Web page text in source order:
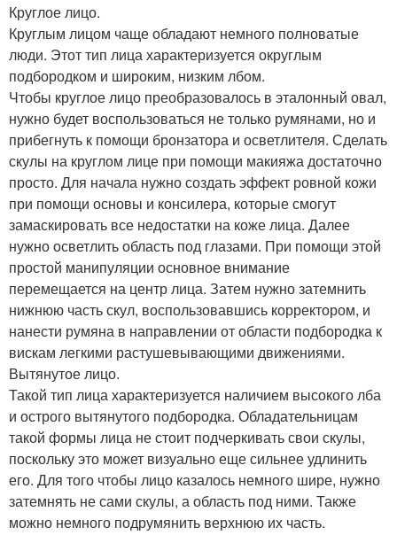
Круглое лицо.
Круглым лицом чаще обладают немного полноватые
люди. Этот тип лица характеризуется округлым
подбородком и широким, низким лбом.
Чтобы круглое лицо преобразовалось в эталонный овал,
нужно будет воспользоваться не только румянами, но и
прибегнуть к помощи бронзатора и осветлителя. Сделать
скулы на круглом лице при помощи макияжа достаточно
просто. Для начала нужно создать эффект ровной кожи
при помощи основы и консилера, которые смогут
замаскировать все недостатки на коже лица. Далее
нужно осветлить область под глазами. При помощи этой
простой манипуляции основное внимание
перемещается на центр лица. Затем нужно затемнить
нижнюю часть скул, воспользовавшись корректором, и
нанести румяна в направлении от области подбородка к
вискам легкими растушевывающими движениями.
Вытянутое лицо.
Такой тип лица характеризуется наличием высокого лба
и острого вытянутого подбородка. Обладательницам
такой формы лица не стоит подчеркивать свои скулы,
поскольку это может визуально еще сильнее удлинить
его. Для того чтобы лицо казалось немного шире, нужно
затемнять не сами скулы, а область под ними. Также
можно немного подрумянить верхнюю их часть.